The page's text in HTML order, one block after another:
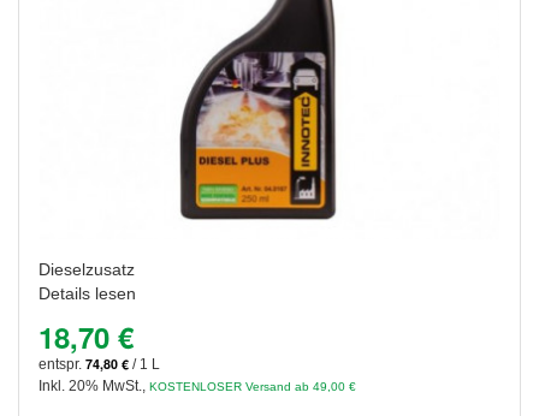
Dieselzusatz
Details lesen
18,70 €
entspr. 74,80 € / 1 L
Inkl. 20% MwSt., KOSTENLOSER Versand ab 49,00 €